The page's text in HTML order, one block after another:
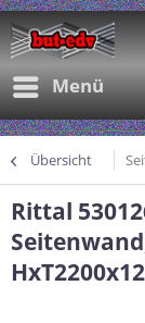
Menü
Übersicht
Rittal